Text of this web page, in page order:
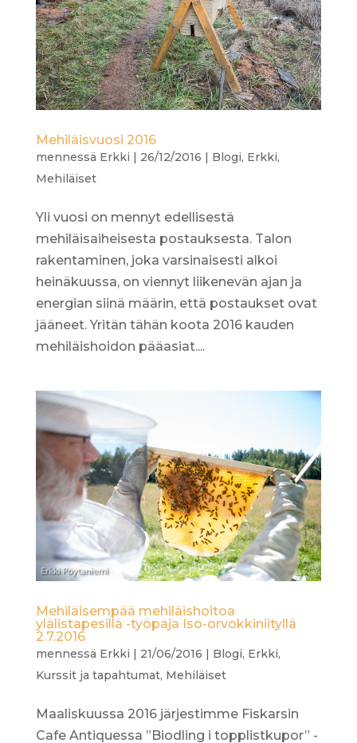
Mehiläisvuosi 2016
mennessä Erkki | 26/12/2016 | Blogi, Erkki,
Mehiläiset
Yli vuosi on mennyt edellisestä
mehiläisaiheisesta postauksesta. Talon
rakentaminen, joka varsinaisesti alkoi
heinäkuussa, on viennyt liikenevän ajan ja
energian siinä määrin, että postaukset ovat
jääneet. Yritän tähän koota 2016 kauden
mehiläishoidon pääasiat....
Mehiläisempää mehiläishoitoa
ylälistapesillä -työpaja Iso-orvokkiniityllä
2.7.2016
mennessä Erkki | 21/06/2016 | Blogi, Erkki,
Kurssit ja tapahtumat, Mehiläiset
Maaliskuussa 2016 järjestimme Fiskarsin
Cafe Antiquessa ”Biodling i topplistkupor” -